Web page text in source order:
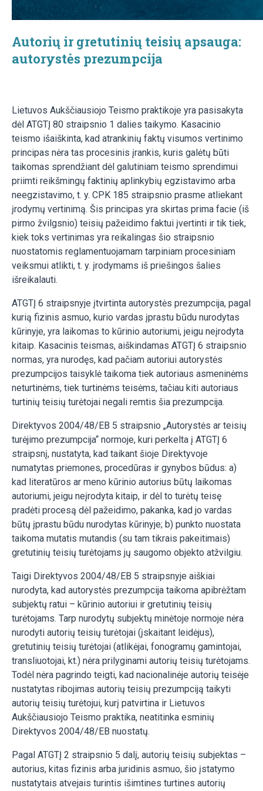
Autorių ir gretutinių teisių apsauga:
autorystės prezumpcija
Lietuvos Aukščiausiojo Teismo praktikoje yra pasisakyta
dėl ATGTĮ 80 straipsnio 1 dalies taikymo. Kasacinio
teismo išaiškinta, kad atrankinių faktų visumos vertinimo
principas nėra tas procesinis įrankis, kuris galėtų būti
taikomas sprendžiant dėl galutiniam teismo sprendimui
priimti reikšmingų faktinių aplinkybių egzistavimo arba
neegzistavimo, t. y. CPK 185 straipsnio prasme atliekant
įrodymų vertinimą. Šis principas yra skirtas prima facie (iš
pirmo žvilgsnio) teisių pažeidimo faktui įvertinti ir tik tiek,
kiek toks vertinimas yra reikalingas šio straipsnio
nuostatomis reglamentuojamam tarpiniam procesiniam
veiksmui atlikti, t. y. įrodymams iš priešingos šalies
išreikalauti.
ATGTĮ 6 straipsnyje įtvirtinta autorystės prezumpcija, pagal
kurią fizinis asmuo, kurio vardas įprastu būdu nurodytas
kūrinyje, yra laikomas to kūrinio autoriumi, jeigu neįrodyta
kitaip. Kasacinis teismas, aiškindamas ATGTĮ 6 straipsnio
normas, yra nurodęs, kad pačiam autoriui autorystės
prezumpcijos taisyklė taikoma tiek autoriaus asmeninėms
neturtinėms, tiek turtinėms teisėms, tačiau kiti autoriaus
turtinių teisių turėtojai negali remtis šia prezumpcija.
Direktyvos 2004/48/EB 5 straipsnio „Autorystės ar teisių
turėjimo prezumpcija“ normoje, kuri perkelta į ATGTĮ 6
straipsnį, nustatyta, kad taikant šioje Direktyvoje
numatytas priemones, procedūras ir gynybos būdus: a)
kad literatūros ar meno kūrinio autorius būtų laikomas
autoriumi, jeigu neįrodyta kitaip, ir dėl to turėtų teisę
pradėti procesą dėl pažeidimo, pakanka, kad jo vardas
būtų įprastu būdu nurodytas kūrinyje; b) punkto nuostata
taikoma mutatis mutandis (su tam tikrais pakeitimais)
gretutinių teisių turėtojams jų saugomo objekto atžvilgiu.
Taigi Direktyvos 2004/48/EB 5 straipsnyje aiškiai
nurodyta, kad autorystės prezumpcija taikoma apibrėžtam
subjektų ratui – kūrinio autoriui ir gretutinių teisių
turėtojams. Tarp nurodytų subjektų minėtoje normoje nėra
nurodyti autorių teisių turėtojai (įskaitant leidėjus),
gretutinių teisių turėtojai (atlikėjai, fonogramų gamintojai,
transliuotojai, kt.) nėra prilyginami autorių teisių turėtojams.
Todėl nėra pagrindo teigti, kad nacionalinėje autorių teisėje
nustatytas ribojimas autorių teisių prezumpciją taikyti
autorių teisių turėtojui, kurį patvirtina ir Lietuvos
Aukščiausiojo Teismo praktika, neatitinka esminių
Direktyvos 2004/48/EB nuostatų.
Pagal ATGTĮ 2 straipsnio 5 dalį, autorių teisių subjektas –
autorius, kitas fizinis arba juridinis asmuo, šio įstatymo
nustatytais atvejais turintis išimtines turtines autorių